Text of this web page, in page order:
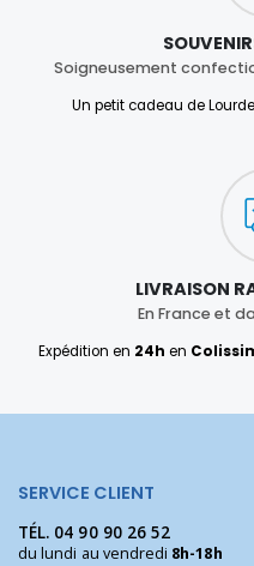
Soigneusement
Un petit cadeau de
LIVRAISON
En France et
Expédition en 24h en
SERVICE CLIENT
TÉL. 04 90 90 26 52
du lundi au vendredi 8h-18h